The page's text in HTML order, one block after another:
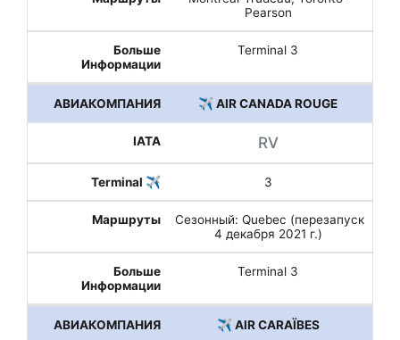
Pearson
Terminal 3
✈️ AIR CANADA ROUGE
RV
3
Сезонный: Quebec (перезапуск
4 декабря 2021 г.)
Terminal 3
✈️ AIR CARAÏBES